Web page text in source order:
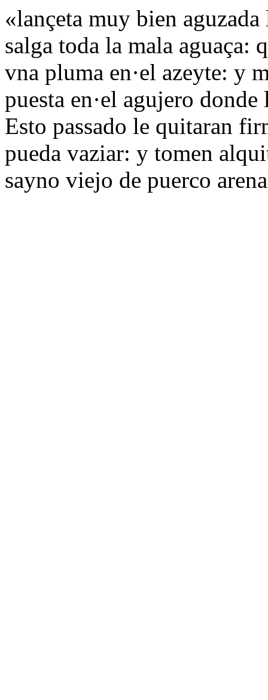
«lançeta muy bien
salga toda la mala aguaça:
vna pluma en·el azeyte: y
puesta en·el agujero
Esto passado le quitaran
pueda vaziar: y tomen
sayno viejo de puerco